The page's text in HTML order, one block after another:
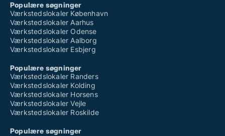
Populære søgninger
Værkstedslokaler København
Værkstedslokaler Aarhus
Værkstedslokaler Odense
Værkstedslokaler Aalborg
Værkstedslokaler Esbjerg
Populære søgninger
Værkstedslokaler Randers
Værkstedslokaler Kolding
Værkstedslokaler Horsens
Værkstedslokaler Vejle
Værkstedslokaler Roskilde
Populære søgninger